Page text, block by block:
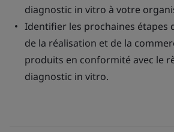
diagnostic in vitro à votre
Identifier les prochaines étapes
de la réalisation et de la
produits en conformité avec le
diagnostic in vitro.